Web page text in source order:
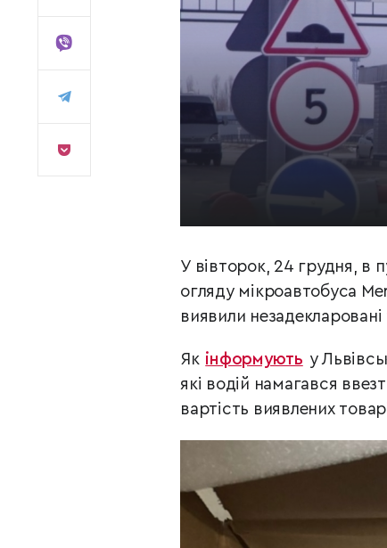
У вівторок, 24 грудня, в
огляду мікроавтобуса
виявили
Як інформують у
які водій намагався
вартість виявлених